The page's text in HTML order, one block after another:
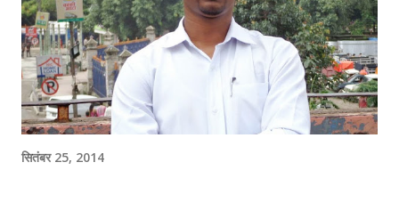
सितंबर 25, 2014